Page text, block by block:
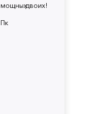
мощных
Пк
двоих!